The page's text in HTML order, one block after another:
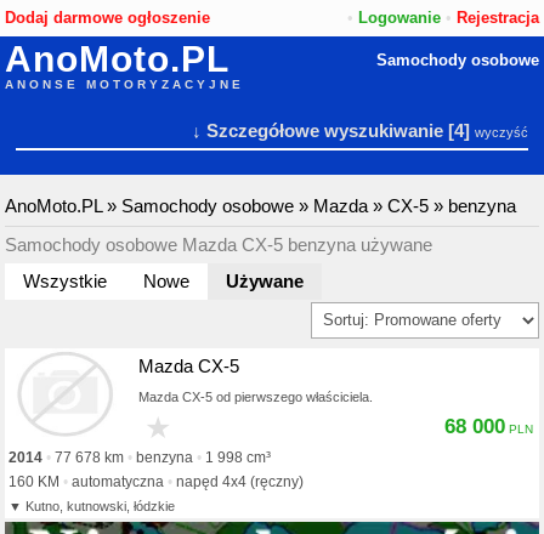
Dodaj darmowe ogłoszenie • Logowanie• Rejestracja
AnoMoto.PL
ANONSE MOTORYZACYJNE
Samochody osobowe
↓ Szczegółowe wyszukiwanie[4] wyczyść
AnoMoto.PL» Samochody osobowe » Mazda »CX-5 » benzyna
Samochody osobowe Mazda CX-5 benzyna używane
Wszystkie
Nowe Używane
Mazda CX-5
Mazda CX-5 od pierwszego właściciela.
2014 77 678 km benzyna
1 998 cm³
160 KM
automatyczna napęd 4x4 (ręczny)
Kutno, kutnowski, łódzkie
68 000